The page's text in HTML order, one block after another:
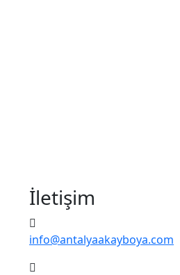
İletişim
info@antalyaakayboya.com